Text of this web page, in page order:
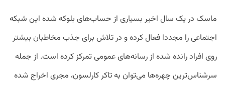
ماسک در یک سال اخیر بسیاری از حساب‌های بلوکه شده این شبکه
اجتماعی را مجددا فعال کرده و در تلاش برای جذب مخاطبان بیشتر
روی افراد رانده شده از رسانه‌های عمومی تمرکز کرده است. از جمله
سرشناس‌ترین چهره‌ها می‌توان به تاکر کارلسون، مجری اخراج شده